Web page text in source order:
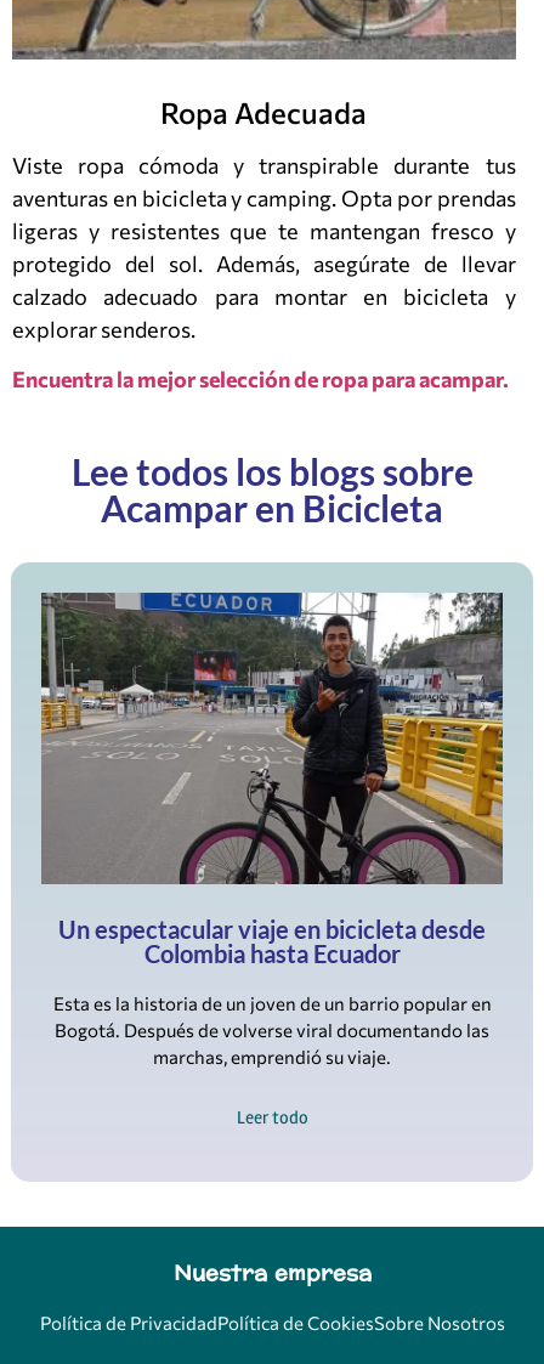
Ropa Adecuada
Viste ropa cómoda y transpirable durante tus
aventuras en bicicleta y camping. Opta por prendas
ligeras y resistentes que te mantengan fresco y
protegido del sol. Además, asegúrate de llevar
calzado adecuado para montar en bicicleta y
explorar senderos.
Encuentra la mejor selección de ropa para acampar.
Lee todos los blogs sobre
Acampar en Bicicleta
Un espectacular viaje en bicicleta desde
Colombia hasta Ecuador
Esta es la historia de un joven de un barrio popular en
Bogotá. Después de volverse viral documentando las
marchas, emprendió su viaje.
Leer todo
Nuestra empresa
Política de PrivacidadPolítica de CookiesSobre Nosotros